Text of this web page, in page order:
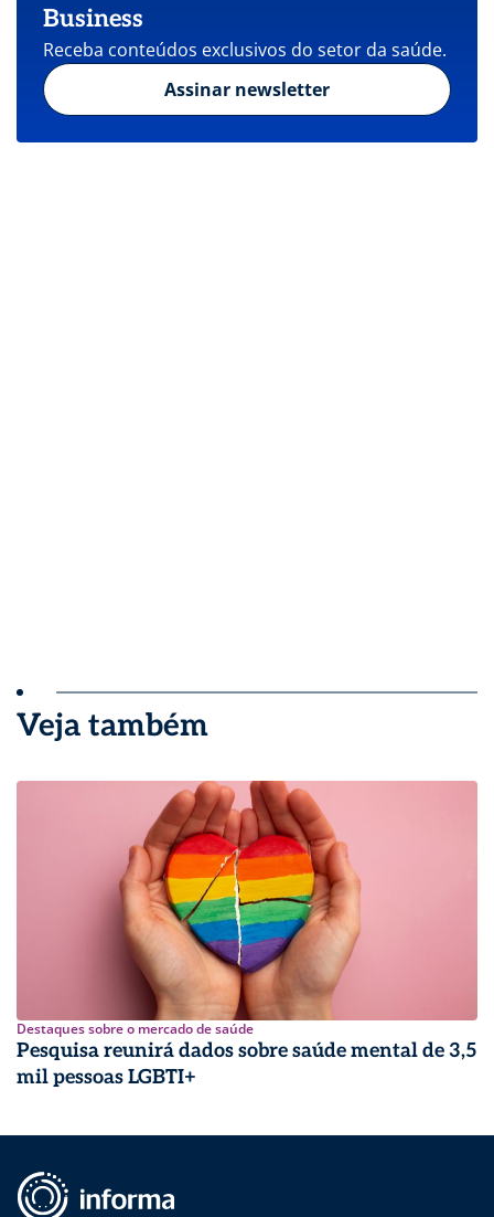
Business
Receba conteúdos exclusivos do setor da saúde.
Assinar newsletter
Veja também
Destaques sobre o mercado de saúde
Pesquisa reunirá dados sobre saúde mental de 3,5
mil pessoas LGBTI+